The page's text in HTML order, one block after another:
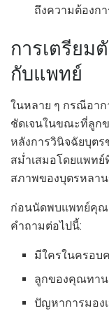
ถึงความต้องก
การเตรียม
กับแพทย์
ในหลาย ๆ กรณีอาก
ชัดเจนในขณะที่ลูก
หลังการวินิจฉัยบุต
สม่ำเสมอโดยแพทย์
สภาพของบุตรหลา
ก่อนนัดพบแพทย์คุณ
คำถามต่อไปนี้:
มีใครในครอบ
ลูกของคุณทาน
ปัญหาการมอง